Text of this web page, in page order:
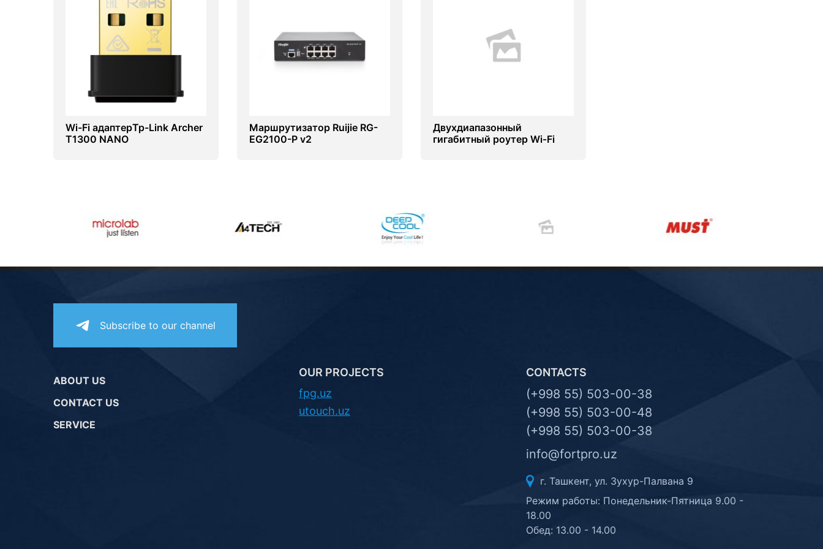
Wi-Fi адаптерTp-Link Archer
T1300 NANO
Маршрутизатор Ruijie RG-
EG2100-P v2
Двухдиапазонный
гигабитный роутер Wi‑Fi
Subscribe to our channel
ABOUT US
CONTACT US
SERVICE
OUR PROJECTS
fpg.uz
utouch.uz
CONTACTS
(+998 55) 503-00-38
(+998 55) 503-00-48
(+998 55) 503-00-38
info@fortpro.uz
г. Ташкент, ул. Зухур-Палвана 9
Режим работы: Понедельник-Пятница 9.00 -
18.00
Обед: 13.00 - 14.00